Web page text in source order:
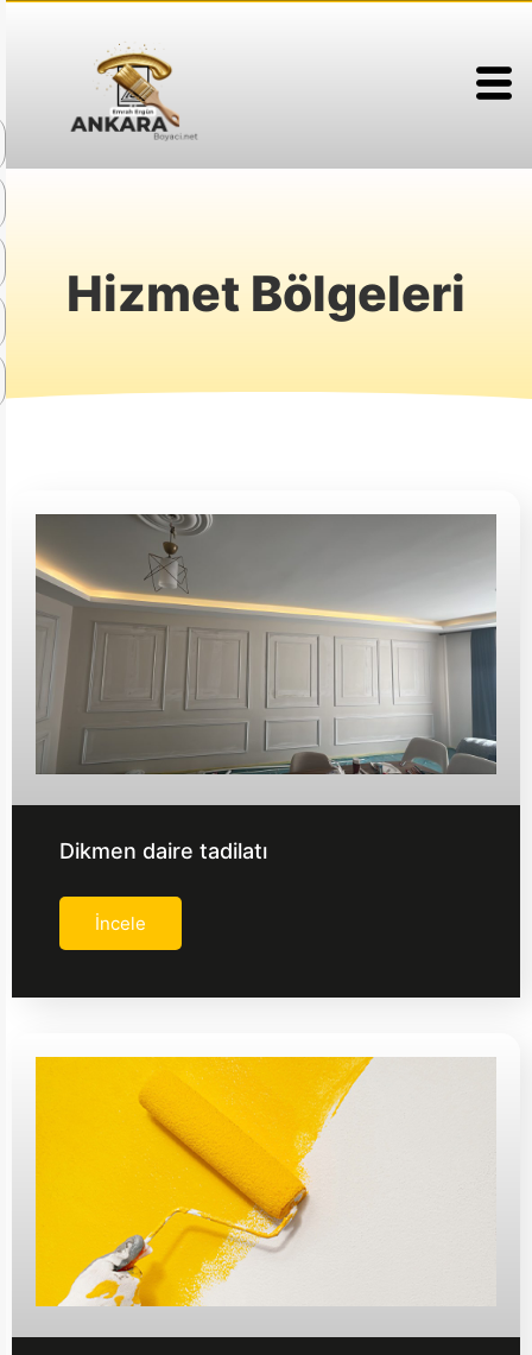
Hizmet Bölgeleri
Dikmen daire tadilatı
İncele